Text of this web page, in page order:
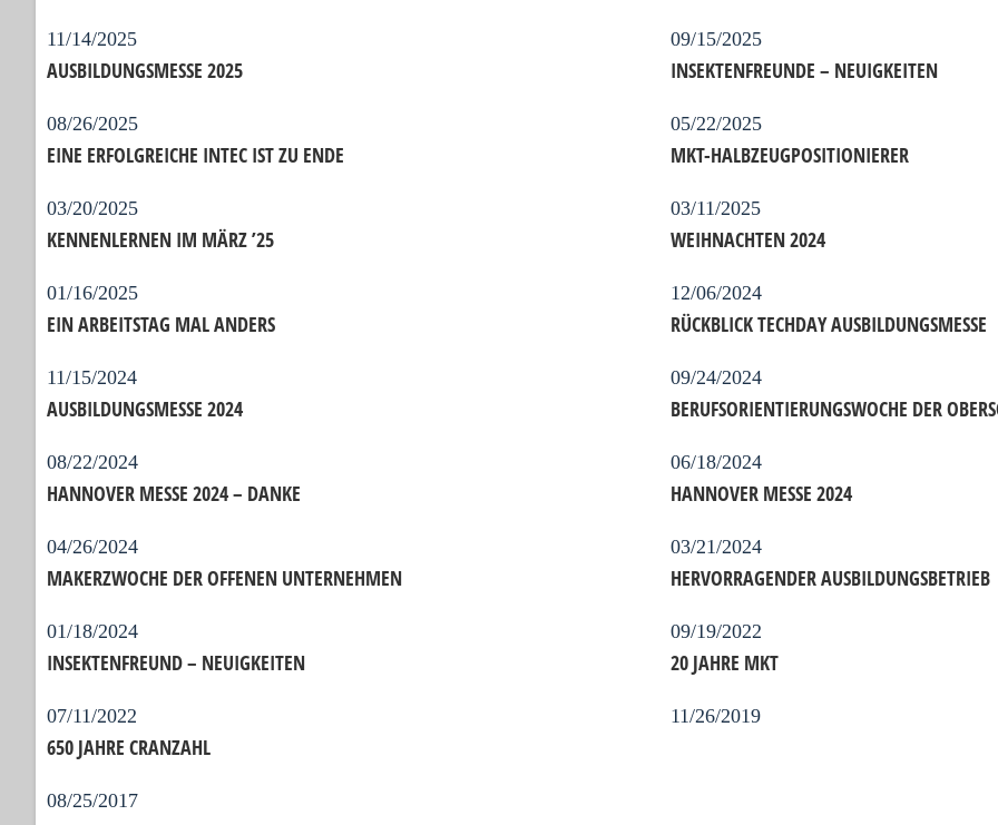
11/14/2025 09/15/2025
AUSBILDUNGSMESSE 2025
08/26/2025
INSEKTENFREUNDE – NEUIGKEITEN
05/22/2025
EINE ERFOLGREICHE INTEC IST ZU ENDE
03/20/2025
MKT-HALBZEUGPOSITIONIERER
03/11/2025
KENNENLERNEN IM MÄRZ ’25
01/16/2025
WEIHNACHTEN 2024
12/06/2024
EIN ARBEITSTAG MAL ANDERS
11/15/2024
RÜCKBLICK TECHDAY AUSBILDUNGSMESSE
09/24/2024
AUSBILDUNGSMESSE 2024
08/22/2024
BERUFSORIENTIERUNGSWOCHE DER
06/18/2024
HANNOVER MESSE 2024 – DANKE
04/26/2024
HANNOVER MESSE 2024
03/21/2024
MAKERZWOCHE DER OFFENEN UNTERNEHMEN
01/18/2024
HERVORRAGENDER AUSBILDUNGSBETRIEB
09/19/2022
INSEKTENFREUND – NEUIGKEITEN
07/11/2022
20 JAHRE MKT
11/26/2019
650 JAHRE CRANZAHL
08/25/2017